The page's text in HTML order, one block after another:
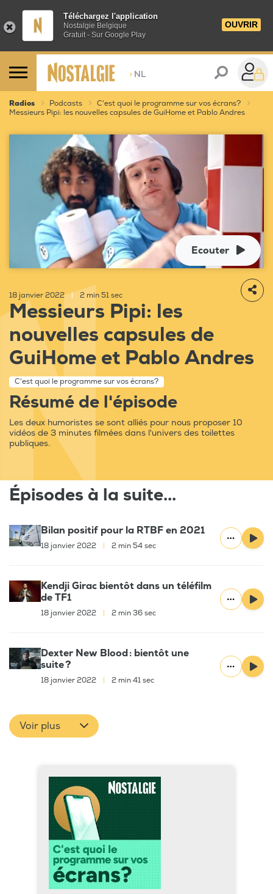
Téléchargez l'application
Nostalgie Belgique
Gratuit - Sur Google Play
OUVRIR
> NL
Radios Podcasts
C'est quoi le programme sur vos écrans?
Messieurs Pipi: les nouvelles capsules de GuiHome et Pablo Andres
Ecouter
18 janvier 2022 | 2 min 51 sec
Messieurs Pipi: les
nouvelles capsules de
GuiHome et Pablo Andres
C'est quoi le programme sur vos écrans?
Résumé de l'épisode
Les deux humoristes se sont alliés pour nous proposer 10
vidéos de 3 minutes filmées dans l'univers des toilettes
publiques.
Épisodes à la suite...
Bilan positif pour la RTBF en 2021
18 janvier 2022 2 min 54 sec
Kendji Girac bientôt dans un téléfilm
de TF1
18 janvier 2022 2 min 36 sec
Dexter New Blood : bientôt une
suite ?
18 janvier 2022 2 min 41 sec
Voir plus